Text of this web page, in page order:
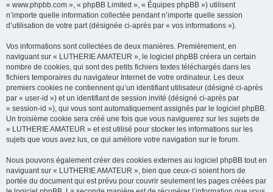
« www.phpbb.com », « phpBB Limited », « Équipes phpBB ») utilisent
n’importe quelle information collectée pendant n’importe quelle session
d’utilisation de votre part (désignée ci-après par « vos informations »).
Vos informations sont collectées de deux manières. Premièrement, en
naviguant sur « LUTHERIE AMATEUR », le logiciel phpBB créera un certain
nombre de cookies, qui sont des petits fichiers textes téléchargés dans les
fichiers temporaires du navigateur Internet de votre ordinateur. Les deux
premiers cookies ne contiennent qu’un identifiant utilisateur (désigné ci-après
par « user-id ») et un identifiant de session invité (désigné ci-après par
« session-id »), qui vous sont automatiquement assignés par le logiciel phpBB.
Un troisième cookie sera créé une fois que vous naviguerez sur les sujets de
« LUTHERIE AMATEUR » et est utilisé pour stocker les informations sur les
sujets que vous avez lus, ce qui améliore votre navigation sur le forum.
Nous pouvons également créer des cookies externes au logiciel phpBB tout en
naviguant sur « LUTHERIE AMATEUR », bien que ceux-ci soient hors de
portée du document qui est prévu pour couvrir seulement les pages créées par